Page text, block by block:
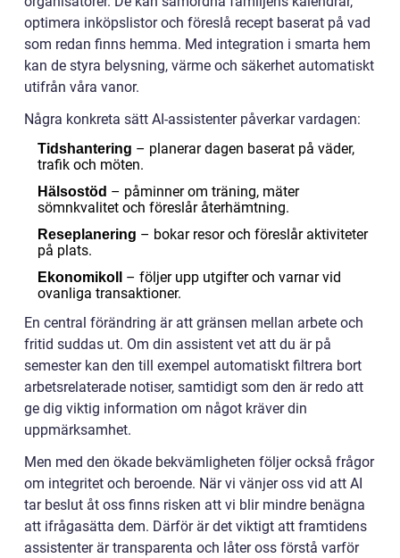
optimera inköpslistor och föreslå recept baserat på vad
som redan finns hemma. Med integration i smarta hem
kan de styra belysning, värme och säkerhet automatiskt
utifrån våra vanor.
Några konkreta sätt AI-assistenter påverkar vardagen:
Tidshantering – planerar dagen baserat på väder,
trafik och möten.
Hälsostöd – påminner om träning, mäter
sömnkvalitet och föreslår återhämtning.
Reseplanering – bokar resor och föreslår aktiviteter
på plats.
Ekonomikoll
– följer upp utgifter och varnar vid
ovanliga transaktioner.
En central förändring är att gränsen mellan arbete och
fritid suddas ut. Om din assistent vet att du är på
semester kan den till exempel automatiskt filtrera bort
arbetsrelaterade notiser, samtidigt som den är redo att
ge dig viktig information om något kräver din
uppmärksamhet.
Men med den ökade bekvämligheten följer också frågor
om integritet och beroende. När vi vänjer oss vid att AI
tar beslut åt oss finns risken att vi blir mindre benägna
att ifrågasätta dem. Därför är det viktigt att framtidens
assistenter är transparenta och låter oss förstå varför